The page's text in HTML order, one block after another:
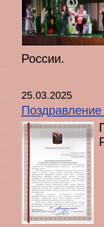
России.
25.03.2025